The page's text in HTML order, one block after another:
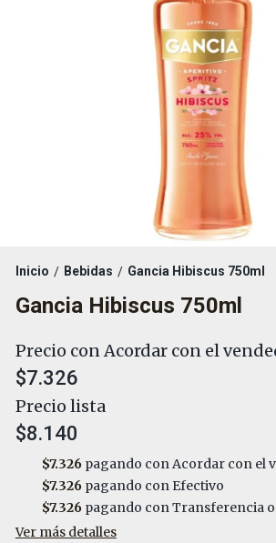
Inicio / Bebidas / Gancia Hibiscus 750ml
Gancia Hibiscus 750ml
Precio con Acordar con el
$7.326
Precio lista
$8.140
$7.326pagando con Acordar con el
$7.326pagando con Efectivo
$7.326pagando con Transferencia
Ver más detalles